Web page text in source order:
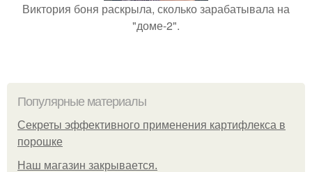
Виктория боня раскрыла, сколько зарабатывала на
"доме-2".
Популярные материалы
Секреты эффективного применения картифлекса в
порошке
Нaш магaзин зaкрывaeтся.